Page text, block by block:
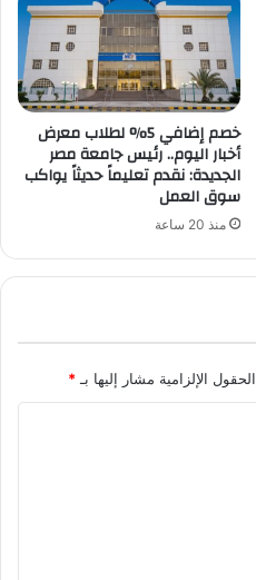
خصم إضافي 5% لطلاب معرض
أخبار اليوم.. رئيس جامعة مصر
الجديدة: نقدم تعليماً حديثاً يواكب
سوق العمل
منذ 20 ساعة
الحقول الإلزامية مشار إليها بـ*